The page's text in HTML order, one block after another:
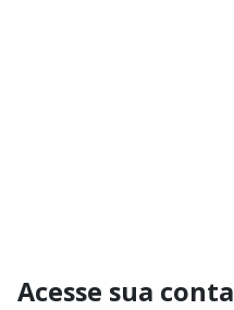
Acesse sua conta